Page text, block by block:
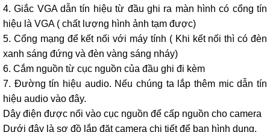
4. Giắc VGA dẫn tín hiệu từ đầu ghi ra màn hình có cổng tín
hiệu là VGA ( chất lượng hình ảnh tạm được)
5. Cổng mạng để kết nối với máy tính ( Khi kết nối thì có đèn
xanh sáng đứng và đèn vàng sáng nháy)
6. Cắm nguồn từ cục nguồn của đầu ghi đi kèm
7. Đường tín hiệu audio. Nếu chúng ta lắp thêm mic dẫn tín
hiệu audio vào đây.
Dây điện được nối vào cục nguồn để cấp nguồn cho camera
Dưới đây là sơ đồ lắp đặt camera chi tiết để bạn hình dung.